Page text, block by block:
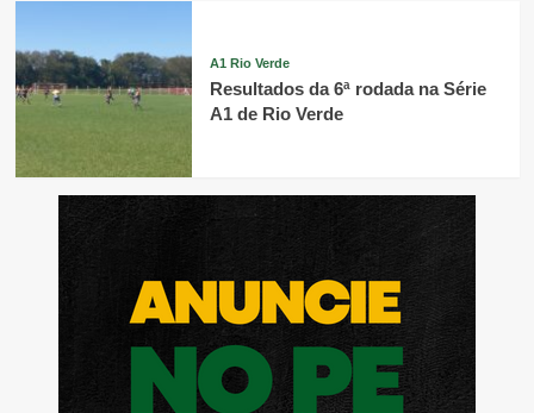
A1 Rio Verde
Resultados da 6ª rodada na Série
A1 de Rio Verde